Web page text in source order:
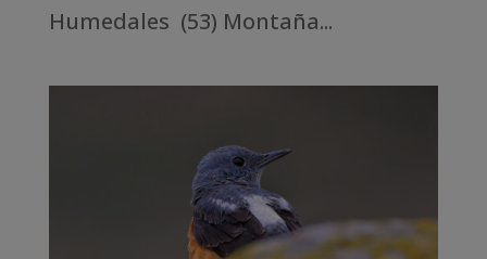
Humedales (53) Montaña...